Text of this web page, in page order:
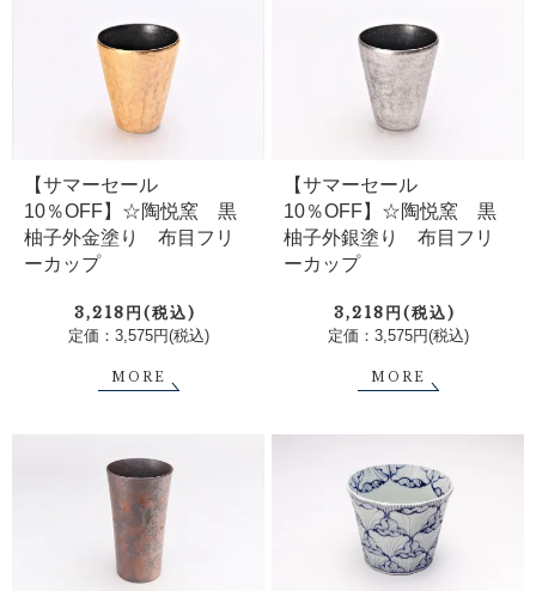
【サマーセール
10％OFF】☆陶悦窯 黒
柚子外金塗り 布目フリ
ーカップ
3,218円(税込)
定価：3,575円(税込)
MORE
【サマーセール
10％OFF】☆陶悦窯 黒
柚子外銀塗り 布目フリ
ーカップ
3,218円(税込)
定価：3,575円(税込)
MORE